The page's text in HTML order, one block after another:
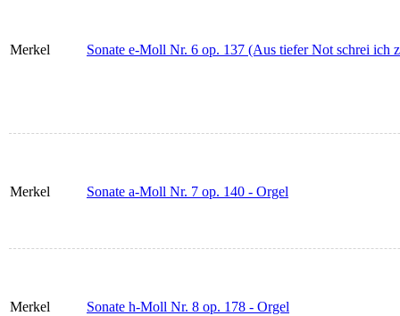
Merkel Sonate e-Moll Nr. 6 op. 137 (Aus tiefer Not schrei ich
Merkel Sonate a-Moll Nr. 7 op. 140 - Orgel
Merkel Sonate h-Moll Nr. 8 op. 178 - Orgel